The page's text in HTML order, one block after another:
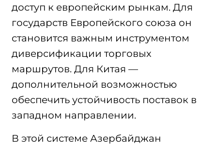
доступ к европейским рынкам. Для
государств Европейского союза он
становится важным инструментом
диверсификации торговых
маршрутов. Для Китая —
дополнительной возможностью
обеспечить устойчивость поставок в
западном направлении.
В этой системе Азербайджан